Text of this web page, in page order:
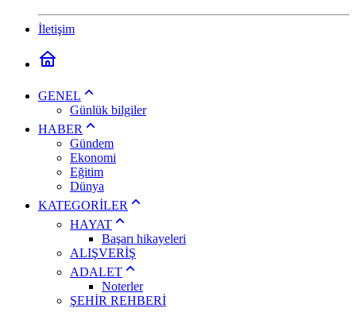
İletişim
GENEL
Günlük bilgiler
HABER
Gündem
Ekonomi
Eğitim
Dünya
KATEGORİLER
HAYAT
Başarı hikayeleri
ALIŞVERİŞ
ADALET
Noterler
ŞEHİR REHBERİ